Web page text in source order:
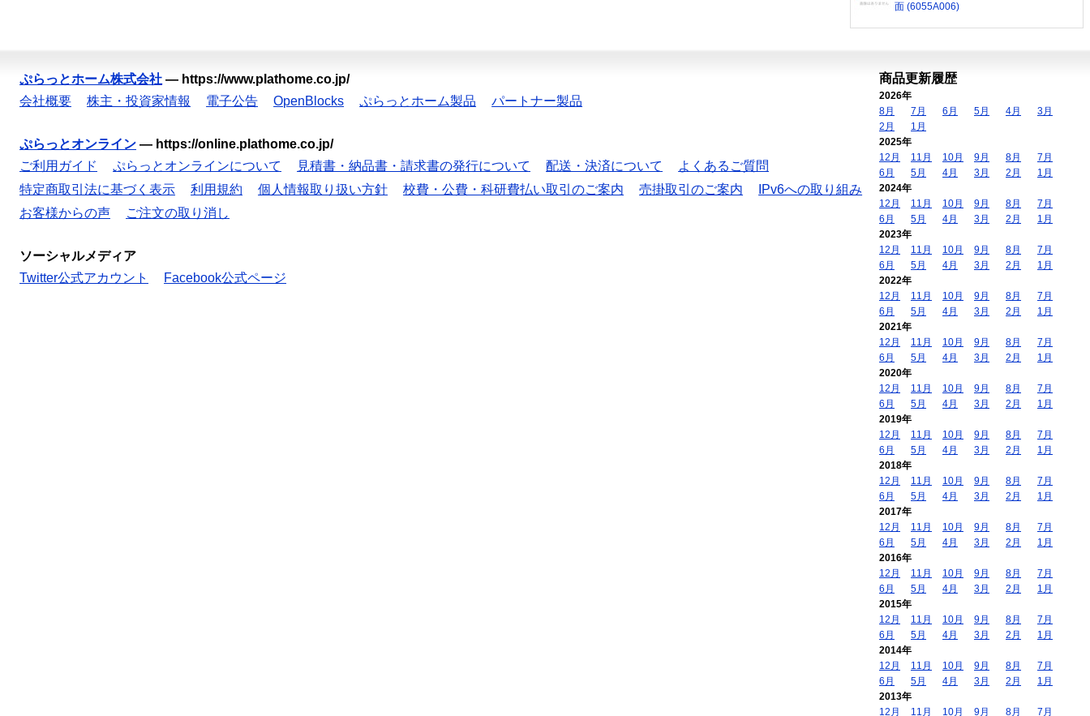
面 (6055A006)
ぷらっとホーム株式会社 — https://www.plathome.co.jp/
会社概要
株主・投資家情報 電子公告 OpenBlocks ぷらっとホーム製品 パートナー製品
ぷらっとオンライン — https://online.plathome.co.jp/
ご利用ガイド
ぷらっとオンラインについて 見積書・納品書・請求書の発行について 配送・決済について
よくあるご質問
特定商取引法に基づく表示
利用規約 個人情報取り扱い方針 校費・公費・科研費払い取引のご案内 売掛取引のご案内
IPv6への取り組み
お客様からの声
ご注文の取り消し
ソーシャルメディア
Twitter公式アカウント
Facebook公式ページ
商品更新履歴
2026年
8月
7月 6月 5月 4月
3月
2月
1月
2025年
12月
11月 10月 9月 8月
7月
6月
5月 4月 3月 2月
1月
2024年
12月
11月 10月 9月 8月
7月
6月
5月 4月 3月 2月
1月
2023年
12月
11月 10月 9月 8月
7月
6月
5月 4月 3月 2月
1月
2022年
12月
11月 10月 9月 8月
7月
6月
5月 4月 3月 2月
1月
2021年
12月
11月 10月 9月 8月
7月
6月
5月 4月 3月 2月
1月
2020年
12月
11月 10月 9月 8月
7月
6月
5月 4月 3月 2月
1月
2019年
12月
11月 10月 9月 8月
7月
6月
5月 4月 3月 2月
1月
2018年
12月
11月 10月 9月 8月
7月
6月
5月 4月 3月 2月
1月
2017年
12月
11月 10月 9月 8月
7月
6月
5月 4月 3月 2月
1月
2016年
12月
11月 10月 9月 8月
7月
6月
5月 4月 3月 2月
1月
2015年
12月
11月 10月 9月 8月
7月
6月
5月 4月 3月 2月
1月
2014年
12月
11月 10月 9月 8月
7月
6月
5月 4月 3月 2月
1月
2013年
12月
11月 10月 9月 8月 7月